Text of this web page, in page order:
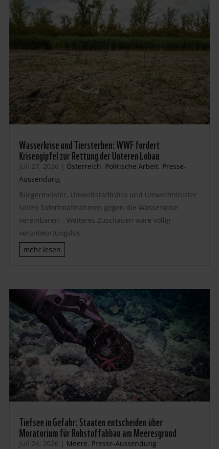
Wasserkrise und Tiersterben: WWF fordert
Krisengipfel zur Rettung der Unteren Lobau
Juli 27, 2026 | Österreich, Politische Arbeit, Presse-
Aussendung
Bürgermeister, Umweltstadträtin und Umweltminister
sollen Sofortmaßnahmen gegen die Wasserkrise
vereinbaren – Weiteres Zuschauen wäre völlig
verantwortungslos
mehr lesen
Tiefsee in Gefahr: Staaten entscheiden über
Moratorium für Rohstoffabbau am Meeresgrund
Juli 24, 2026 | Meere, Presse-Aussendung